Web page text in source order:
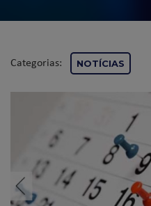
Categorias: NOTÍCIAS